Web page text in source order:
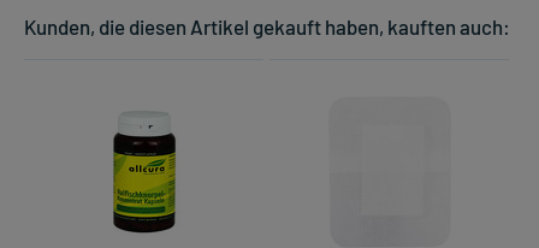
Kunden, die diesen Artikel gekauft haben, kauften auch: